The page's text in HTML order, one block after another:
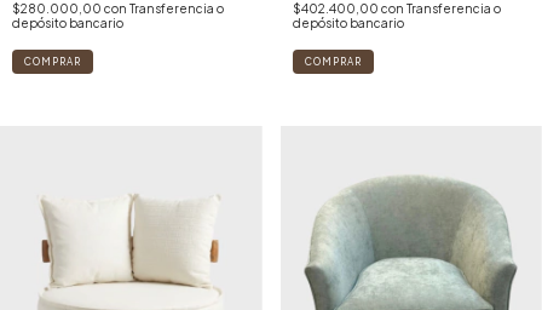
$280.000,00 con Transferencia o
depósito bancario
$402.400,00 con Transferencia o
depósito bancario